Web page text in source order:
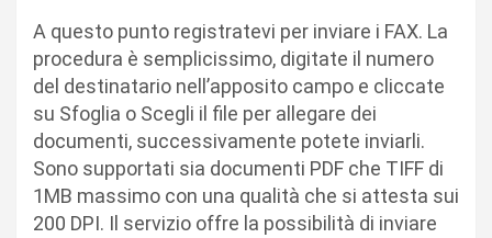
A questo punto registratevi per inviare i FAX. La
procedura è semplicissimo, digitate il numero
del destinatario nell’apposito campo e cliccate
su Sfoglia o Scegli il file per allegare dei
documenti, successivamente potete inviarli.
Sono supportati sia documenti PDF che TIFF di
1MB massimo con una qualità che si attesta sui
200 DPI. Il servizio offre la possibilità di inviare